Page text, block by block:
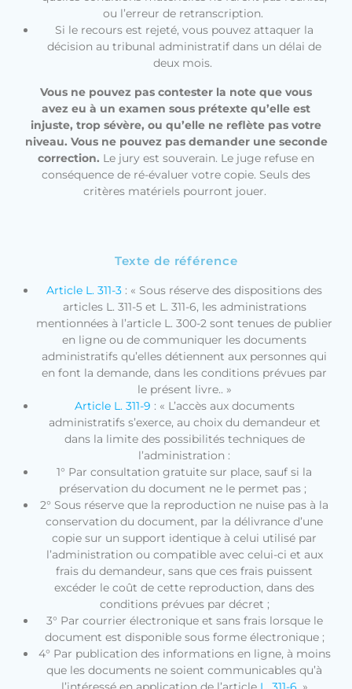
ou l’erreur de retranscription.
Si le recours est rejeté, vous pouvez attaquer la
décision au tribunal administratif dans un délai de
deux mois.
Vous ne pouvez pas contester la note que vous
avez eu à un examen sous prétexte qu’elle est
injuste, trop sévère, ou qu’elle ne reflète pas votre
niveau. Vous ne pouvez pas demander une seconde
correction. Le jury est souverain. Le juge refuse en
conséquence de ré-évaluer votre copie. Seuls des
critères matériels pourront jouer.
Texte de référence
Article L. 311-3 : « Sous réserve des dispositions des
articles L. 311-5 et L. 311-6, les administrations
mentionnées à l’article L. 300-2 sont tenues de publier
en ligne ou de communiquer les documents
administratifs qu’elles détiennent aux personnes qui
en font la demande, dans les conditions prévues par
le présent livre.. »
Article L. 311-9 : « L’accès aux documents
administratifs s’exerce, au choix du demandeur et
dans la limite des possibilités techniques de
l’administration :
1° Par consultation gratuite sur place, sauf si la
préservation du document ne le permet pas ;
2° Sous réserve que la reproduction ne nuise pas à la
conservation du document, par la délivrance d’une
copie sur un support identique à celui utilisé par
l’administration ou compatible avec celui-ci et aux
frais du demandeur, sans que ces frais puissent
excéder le coût de cette reproduction, dans des
conditions prévues par décret ;
3° Par courrier électronique et sans frais lorsque le
document est disponible sous forme électronique ;
4° Par publication des informations en ligne, à moins
que les documents ne soient communicables qu’à